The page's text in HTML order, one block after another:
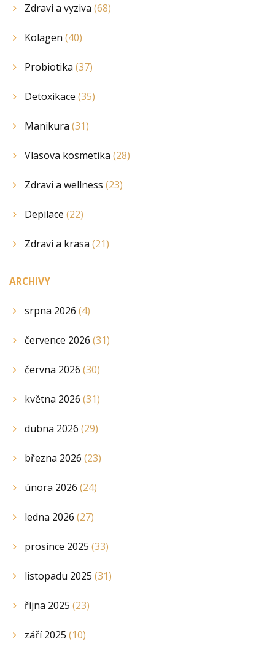
Zdravi a vyziva (68)
Kolagen (40)
Probiotika (37)
Detoxikace (35)
Manikura (31)
Vlasova kosmetika (28)
Zdravi a wellness (23)
Depilace (22)
Zdravi a krasa (21)
ARCHIVY
srpna 2026 (4)
července 2026 (31)
června 2026 (30)
května 2026 (31)
dubna 2026 (29)
března 2026 (23)
února 2026 (24)
ledna 2026 (27)
prosince 2025 (33)
listopadu 2025 (31)
října 2025 (23)
září 2025 (10)